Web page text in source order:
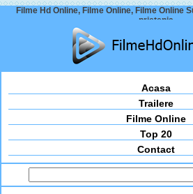
Filme Hd Online, Filme Online, Filme Online
prietenia
Acasa
Trailere
Filme Online
Top 20
Contact